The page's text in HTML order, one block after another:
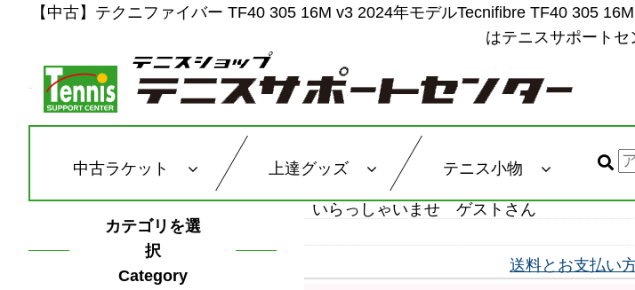
【中古】テクニファイバー TF40 305 16M v3 2024年モデルTecnifibre TF40 305
はテニスサポートセ
中古ラケット 上達グッズ テニス小物
カテゴリを選
択
Category
いらっしゃいませ ゲストさん
送料とお支払い